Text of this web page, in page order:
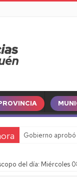
Gobierno aprobó
del día: Miércoles